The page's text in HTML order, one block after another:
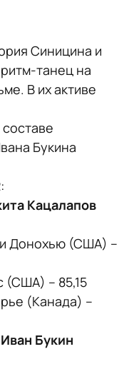
Синицина и
танец на
В их активе
Букина
Кацалапов
Донохью (США) –
(США) – 85,15
(Канада) –
Букин